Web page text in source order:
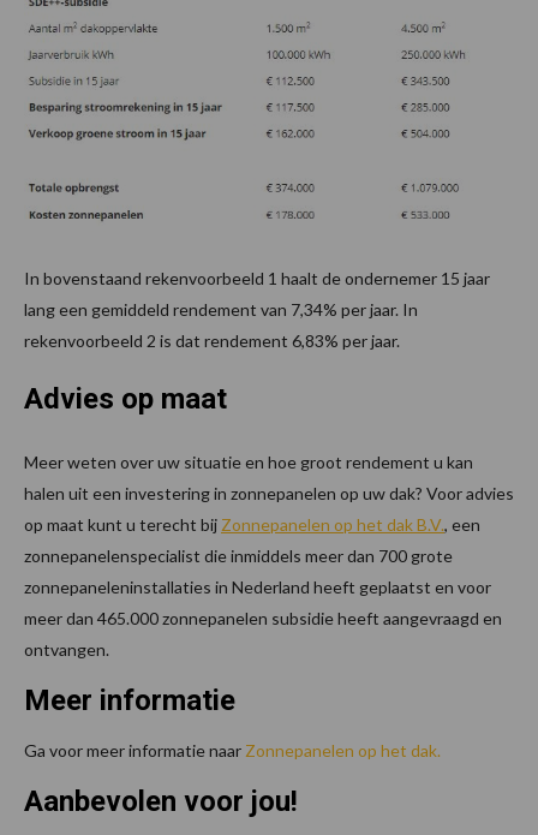
In bovenstaand rekenvoorbeeld 1 haalt de ondernemer 15 jaar
lang een gemiddeld rendement van 7,34% per jaar. In
rekenvoorbeeld 2 is dat rendement 6,83% per jaar.
Advies op maat
Meer weten over uw situatie en hoe groot rendement u kan
halen uit een investering in zonnepanelen op uw dak? Voor advies
op maat kunt u terecht bij Zonnepanelen op het dak B.V., een
zonnepanelenspecialist die inmiddels meer dan 700 grote
zonnepaneleninstallaties in Nederland heeft geplaatst en voor
meer dan 465.000 zonnepanelen subsidie heeft aangevraagd en
ontvangen.
Meer informatie
Ga voor meer informatie naar Zonnepanelen op het dak.
Aanbevolen voor jou!